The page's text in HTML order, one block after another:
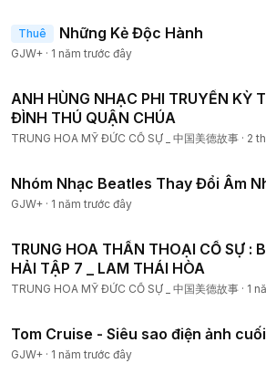
Thuê Những Kẻ Độc Hành
GJW+ · 1 năm trước đây
ANH HÙNG NHẠC PHI TRUYỀN KỲ
ĐÌNH THÚ QUẬN CHÚA
TRUNG HOA MỸ ĐỨC CỐ SỰ _ 中国美德故事 · 2
Nhóm Nhạc
GJW+ · 1 năm trước đây
TRUNG HOA THẦN THOẠI CỐ SỰ :
HẢI TẬP 7 _ LAM THÁI HÒA
TRUNG HOA MỸ ĐỨC CỐ SỰ _ 中国美德故事 · 1
Tom Cruise - Siêu sao điện ảnh
GJW+ · 1 năm trước đây